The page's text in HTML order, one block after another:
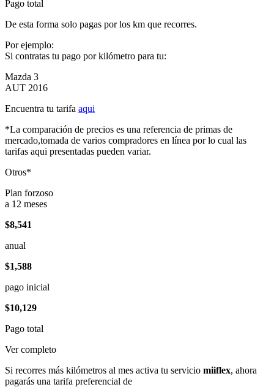
Pago total
De esta forma solo pagas por los km que recorres.
Por ejemplo:
Si contratas tu pago por kilómetro para tu:
Mazda 3
AUT 2016
Encuentra tu tarifa aqui
*La comparación de precios es una referencia de primas de
mercado,tomada de varios compradores en línea por lo cual las
tarifas aqui presentadas pueden variar.
Otros*
Plan forzoso
a 12 meses
$8,541
anual
$1,588
pago inicial
$10,129
Pago total
Ver completo
Si recorres más kilómetros al mes activa tu servicio miiflex, ahora
pagarás una tarifa preferencial de